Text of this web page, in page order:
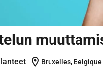
location_on Bruxelles, Belgique